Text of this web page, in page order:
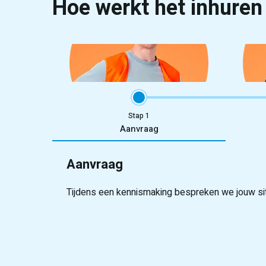
Hoe werkt het
Stap
Aanvraag
Aanvraag
Tijdens een kennismaking bespreken we jouw